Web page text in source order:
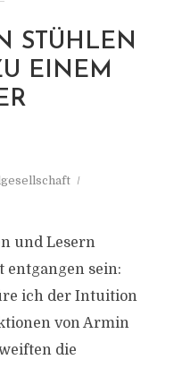
STÜHLEN
EINEM
und Lesern
entgangen sein:
ich der Intuition
von Armin
die